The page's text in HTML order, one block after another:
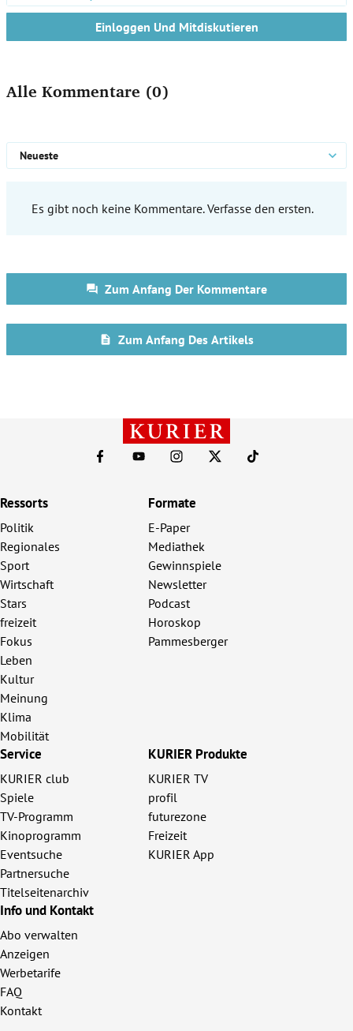
Ressorts
Politik
Regionales
Sport
Wirtschaft
Stars
freizeit
Fokus
Leben
Kultur
Meinung
Klima
Mobilität
Formate
E-Paper
Mediathek
Gewinnspiele
Newsletter
Podcast
Horoskop
Pammesberger
Service
KURIER club
Spiele
TV-Programm
Kinoprogramm
Eventsuche
Partnersuche
Titelseitenarchiv
KURIER Produkte
KURIER TV
profil
futurezone
Freizeit
KURIER App
Info und Kontakt
Abo verwalten
Anzeigen
Werbetarife
FAQ
Kontakt